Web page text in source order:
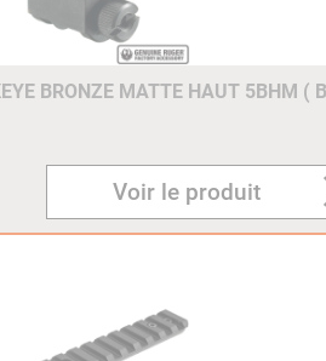
BRONZE MATTE HAUT 5BHM (
Voir le produit